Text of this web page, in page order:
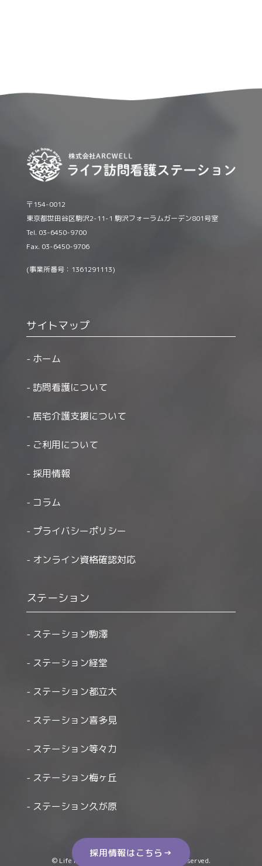
〒154-0012
東京都世田谷区駒沢2-11-1 駒沢フォーラムガーデン801号室
Tel. 03-6450-9700
Fax. 03-6450-9706
(事業所番号：1361291113)
サイトマップ
ホーム
訪問看護について
居宅介護支援について
ご利用について
採用情報
コラム
プライバシーポリシー
オンライン資格確認対応
ステーション
ステーション駒澤
ステーション経堂
ステーション都立大
ステーション喜多見
ステーション等々力
ステーション梅ヶ丘
ステーション久が原
© Life Houmon Kango Station All Right Reserved.
採用情報はこちら→